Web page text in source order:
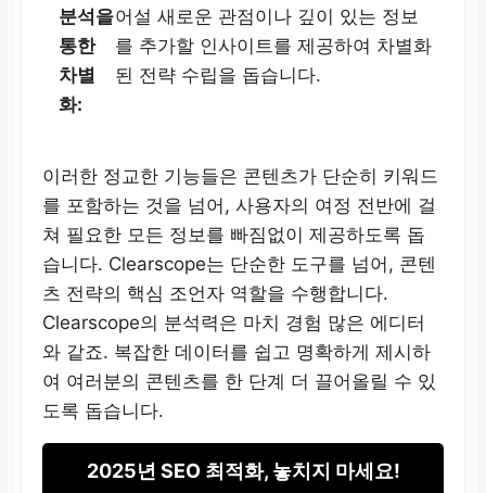
분석을
통한
차별
화:
어설 새로운 관점이나 깊이 있는 정보
를 추가할 인사이트를 제공하여 차별화
된 전략 수립을 돕습니다.
이러한 정교한 기능들은 콘텐츠가 단순히 키워드
를 포함하는 것을 넘어, 사용자의 여정 전반에 걸
쳐 필요한 모든 정보를 빠짐없이 제공하도록 돕
습니다. Clearscope는 단순한 도구를 넘어, 콘텐
츠 전략의 핵심 조언자 역할을 수행합니다.
Clearscope의 분석력은 마치 경험 많은 에디터
와 같죠. 복잡한 데이터를 쉽고 명확하게 제시하
여 여러분의 콘텐츠를 한 단계 더 끌어올릴 수 있
도록 돕습니다.
2025년 SEO 최적화, 놓치지 마세요!